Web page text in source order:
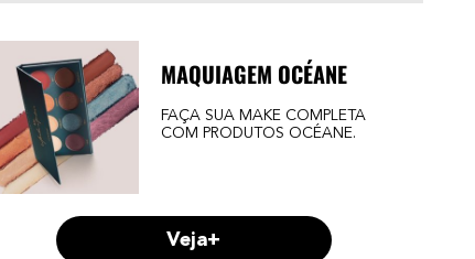
MAQUIAGEM OCÉANE
FAÇA SUA MAKE COMPLETA
COM PRODUTOS OCÉANE.
Veja+